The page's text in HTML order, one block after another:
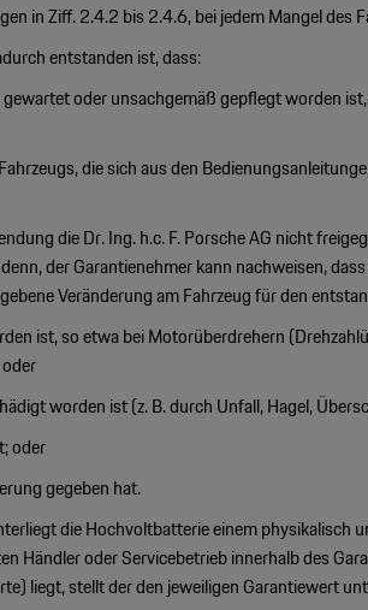
in Ziff. 2.4.2 bis 2.4.6, bei jedem Mangel des
entstanden ist, dass:
oder unsachgemäß gepflegt worden
die sich aus den
die Dr. Ing. h.c. F. Porsche AG nicht
der Garantienehmer kann nachweisen,
Veränderung am Fahrzeug für den
ist, so etwa bei Motorüberdrehern
worden ist (z. B. durch Unfall, Hagel,
oder
gegeben hat.
die Hochvoltbatterie einem
Händler oder Servicebetrieb innerhalb des
liegt, stellt der den jeweiligen Garantiewert